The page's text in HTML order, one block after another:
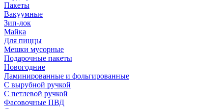
Пакеты
Вакуумные
Зип-лок
Майка
Для пиццы
Мешки мусорные
Подарочные пакеты
Новогодние
Ламинированные и фольгированные
С вырубной ручкой
С петлевой ручкой
Фасовочные ПВД